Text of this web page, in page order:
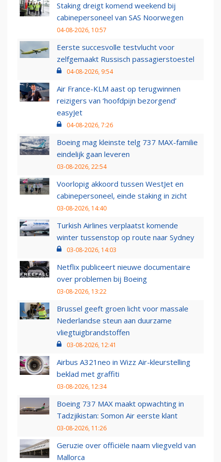
Staking dreigt komend weekend bij
cabinepersoneel van SAS Noorwegen
04-08-2026, 10:57
Eerste succesvolle testvlucht voor
zelfgemaakt Russisch passagierstoestel
04-08-2026, 9:54
Air France-KLM aast op terugwinnen
reizigers van ‘hoofdpijn bezorgend’
easyJet
04-08-2026, 7:26
Boeing mag kleinste telg 737 MAX-familie
eindelijk gaan leveren
03-08-2026, 22:54
Voorlopig akkoord tussen WestJet en
cabinepersoneel, einde staking in zicht
03-08-2026, 14:40
Turkish Airlines verplaatst komende
winter tussenstop op route naar Sydney
03-08-2026, 14:03
Netflix publiceert nieuwe documentaire
over problemen bij Boeing
03-08-2026, 13:22
Brussel geeft groen licht voor massale
Nederlandse steun aan duurzame
vliegtuigbrandstoffen
03-08-2026, 12:41
Airbus A321neo in Wizz Air-kleurstelling
beklad met graffiti
03-08-2026, 12:34
Boeing 737 MAX maakt opwachting in
Tadzjikistan: Somon Air eerste klant
03-08-2026, 11:26
Geruzie over officiële naam vliegveld van
Mallorca